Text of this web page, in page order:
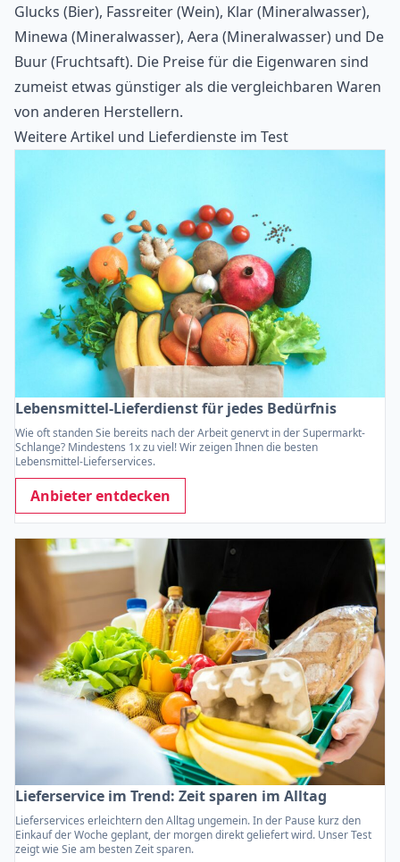
Glucks (Bier), Fassreiter (Wein), Klar (Mineralwasser),
Minewa (Mineralwasser), Aera (Mineralwasser) und De
Buur (Fruchtsaft). Die Preise für die Eigenwaren sind
zumeist etwas günstiger als die vergleichbaren Waren
von anderen Herstellern.
Weitere Artikel und Lieferdienste im Test
Lebensmittel-Lieferdienst für jedes Bedürfnis
Wie oft standen Sie bereits nach der Arbeit genervt in der Supermarkt-
Schlange? Mindestens 1x zu viel! Wir zeigen Ihnen die besten
Lebensmittel-Lieferservices.
Anbieter entdecken
Lieferservice im Trend: Zeit sparen im Alltag
Lieferservices erleichtern den Alltag ungemein. In der Pause kurz den
Einkauf der Woche geplant, der morgen direkt geliefert wird. Unser Test
zeigt wie Sie am besten Zeit sparen.